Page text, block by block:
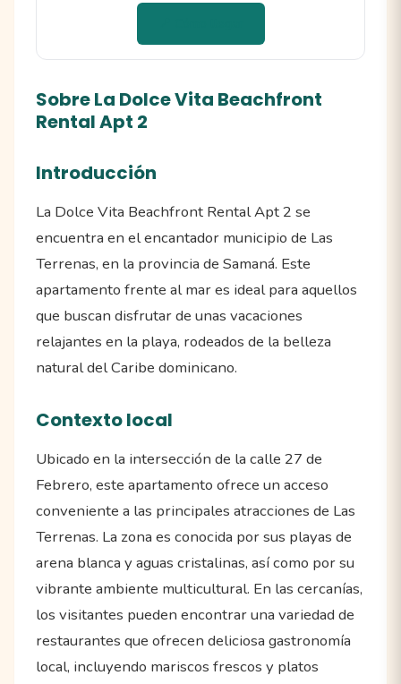
Sobre La Dolce Vita Beachfront
Rental Apt 2
Introducción
La Dolce Vita Beachfront Rental Apt 2 se
encuentra en el encantador municipio de Las
Terrenas, en la provincia de Samaná. Este
apartamento frente al mar es ideal para aquellos
que buscan disfrutar de unas vacaciones
relajantes en la playa, rodeados de la belleza
natural del Caribe dominicano.
Contexto local
Ubicado en la intersección de la calle 27 de
Febrero, este apartamento ofrece un acceso
conveniente a las principales atracciones de Las
Terrenas. La zona es conocida por sus playas de
arena blanca y aguas cristalinas, así como por su
vibrante ambiente multicultural. En las cercanías,
los visitantes pueden encontrar una variedad de
restaurantes que ofrecen deliciosa gastronomía
local, incluyendo mariscos frescos y platos